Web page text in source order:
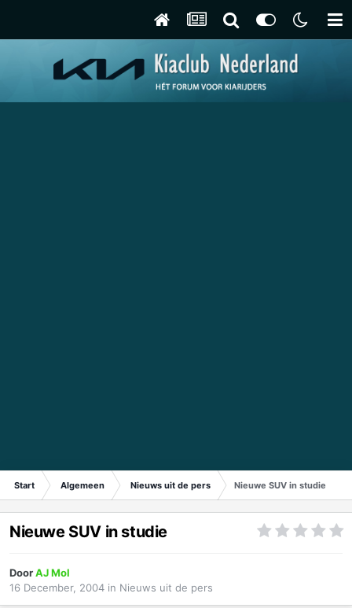
Start Algemeen Nieuws uit de pers Nieuwe SUV in studie
Nieuwe SUV in studie
DoorAJ Mol
16 December, 2004 in Nieuws uit de pers